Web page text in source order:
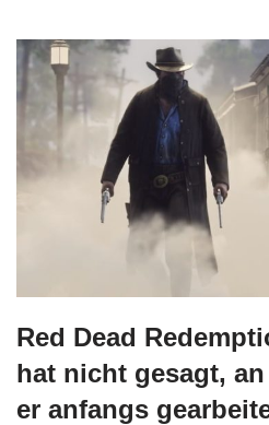
Red Dead
hat nicht gesagt,
er anfangs